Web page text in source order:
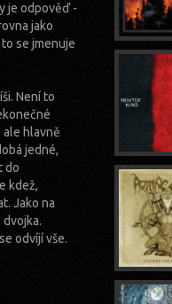
je odpověď -
jako
se jmenuje
Není to
ale hlavně
jedné,
do
kdež,
Jako na
odvíjí vše.